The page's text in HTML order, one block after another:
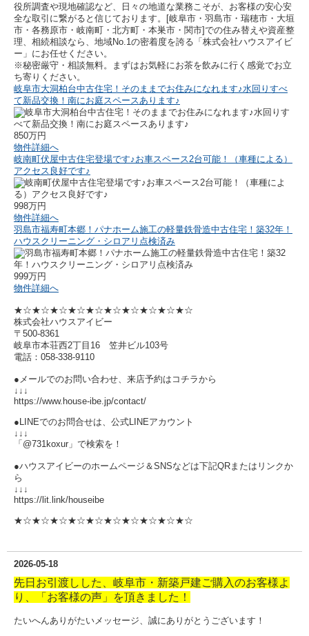
役所調査や現地確認など、日々の地道な業務こそが、お客様の安心安
全な取引に繋がると信じております。[岐阜市・羽島市・瑞穂市・大垣
市・各務原市・岐南町・北方町・本巣市・関市]での住み替えや資産整
理、相続相談なら、地域No.1の密着度を誇る「株式会社ハウスアイビ
ー」にお任せください。
※秘密厳守・相談無料。まずはお気軽にお茶を飲みに行く感覚でお立
ち寄りください。
岐阜市大洞柏台中古住宅！そのままでお住みになれます♪水回りすべ
て新品交換！南にお庭スペースあります♪
850万円
物件詳細へ
岐南町伏屋中古住宅登場です♪お車スペース2台可能！（車種による）
アクセス良好です♪
998万円
物件詳細へ
羽島市福寿町本郷！パナホーム施工の軽量鉄骨造中古住宅！築32年！
ハウスクリーニング・シロアリ点検済み
999万円
物件詳細へ
★☆★☆★☆★☆★☆★☆★☆★☆★☆★☆
株式会社ハウスアイビー
〒500-8361
岐阜市本荘西2丁目16 笠井ビル103号
電話：058-338-9110
●メールでのお問い合わせ、来店予約はコチラから
↓↓↓
https://www.house-ibe.jp/contact/
●LINEでのお問合せは、公式LINEアカウント
↓↓↓
「@731koxur」で検索を！
●ハウスアイビーのホームページ＆SNSなどは下記QRまたはリンクか
ら
↓↓↓
https://lit.link/houseibe
★☆★☆★☆★☆★☆★☆★☆★☆★☆★☆
2026-05-18
先日お引渡しした、岐阜市・新築戸建ご購入のお客様よ
り、「お客様の声」を頂きました！
たいへんありがたいメッセージ、誠にありがとうございます！